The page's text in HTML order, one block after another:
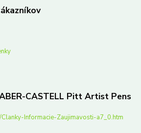
CASTELL Pitt Artist Pens
Informacie-Zaujimavosti-a7_0.htm